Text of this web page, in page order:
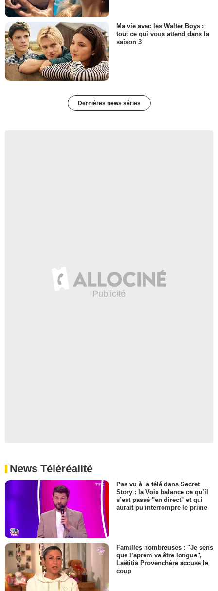
Ma vie avec les Walter Boys :
tout ce qui vous attend dans la
saison 3
Dernières news séries
News Téléréalité
Pas vu à la télé dans Secret
Story : la Voix balance ce qu’il
s’est passé "en direct" et qui
aurait pu interrompre le prime
Familles nombreuses : "Je sens
que l’aprem va être longue",
Laëtitia Provenchère accuse le
coup